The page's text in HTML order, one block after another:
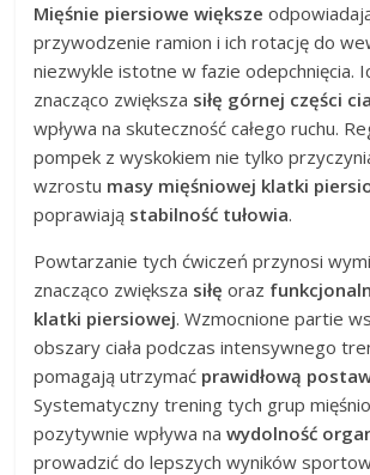
Mięśnie piersiowe większe
przywodzenie ramion i ich rotację do
niezwykle istotne w fazie odepchnięcia.
znacząco zwiększa siłę górnej części
wpływa na skuteczność całego ruchu.
pompek z wyskokiem nie tylko
wzrostu masy mięśniowej klatki
poprawiają stabilność tułowia.
Powtarzanie tych ćwiczeń przynosi
znacząco zwiększa siłę oraz
klatki piersiowej. Wzmocnione partie
obszary ciała podczas intensywnego
pomagają utrzymać prawidłową
Systematyczny trening tych grup
pozytywnie wpływa nawydolność
prowadzić do lepszych wyników